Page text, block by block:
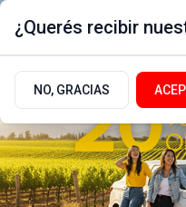
¿Querés recibir
NO, GRACIAS